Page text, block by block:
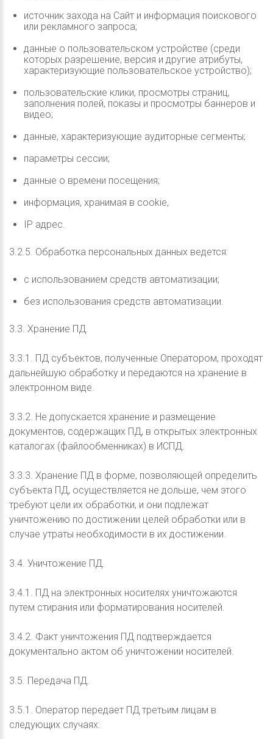
источник захода на Сайт и информация поискового
или рекламного запроса;
данные о пользовательском устройстве (среди
которых разрешение, версия и другие атрибуты,
характеризующие пользовательское устройство);
пользовательские клики, просмотры страниц,
заполнения полей, показы и просмотры баннеров и
видео;
данные, характеризующие аудиторные сегменты;
параметры сессии;
данные о времени посещения;
информация, хранимая в cookie,
IP адрес.
3.2.5. Обработка персональных данных ведется:
с использованием средств автоматизации;
без использования средств автоматизации.
3.3. Хранение ПД.
3.3.1. ПД субъектов, полученные Оператором, проходят
дальнейшую обработку и передаются на хранение в
электронном виде.
3.3.2. Не допускается хранение и размещение
документов, содержащих ПД, в открытых электронных
каталогах (файлообменниках) в ИСПД.
3.3.3. Хранение ПД в форме, позволяющей определить
субъекта ПД, осуществляется не дольше, чем этого
требуют цели их обработки, и они подлежат
уничтожению по достижении целей обработки или в
случае утраты необходимости в их достижении.
3.4. Уничтожение ПД.
3.4.1. ПД на электронных носителях уничтожаются
путем стирания или форматирования носителей.
3.4.2. Факт уничтожения ПД подтверждается
документально актом об уничтожении носителей.
3.5. Передача ПД.
3.5.1. Оператор передает ПД третьим лицам в
следующих случаях: